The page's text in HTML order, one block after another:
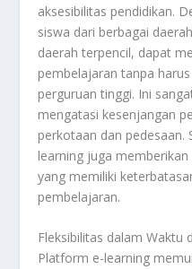
aksesibilitas pendidikan.
siswa dari berbagai
daerah terpencil, dapat
pembelajaran tanpa
perguruan tinggi. Ini
mengatasi kesenjangan
perkotaan dan pedesaan.
learning juga
yang memiliki
pembelajaran.
Fleksibilitas dalam Waktu
Platform e-learning